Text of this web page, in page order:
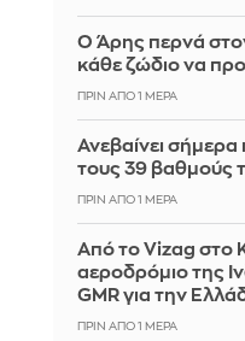
Ο Άρης περνά
κάθε ζώδιο να
ΠΡΙΝ ΑΠΌ 1 ΜΈΡΑ
Ανεβαίνει
τους 39 βαθμούς
ΠΡΙΝ ΑΠΌ 1 ΜΈΡΑ
Από το Vizag στο
αεροδρόμιο της
GMR για την
ΠΡΙΝ ΑΠΌ 1 ΜΈΡΑ